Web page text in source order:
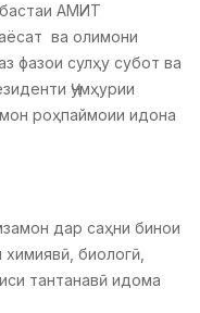
АМИТ
ва олимони
фазои сулҳу субот ва
Ҷумҳурии
роҳпаймоии идона
дар саҳни бинои
биологӣ,
тантанавӣ идома